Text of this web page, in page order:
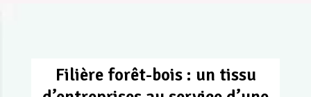
Filière forêt-bois : un tissu